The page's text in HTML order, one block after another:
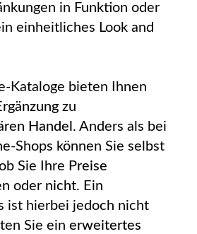
in Funktion oder
einheitliches Look and
Kataloge bieten Ihnen
zu
Handel . Anders als bei
Shops können Sie selbst
Sie Ihre Preise
odernicht. Ein
ist hierbei jedoch nicht
Sie ein erweitertes